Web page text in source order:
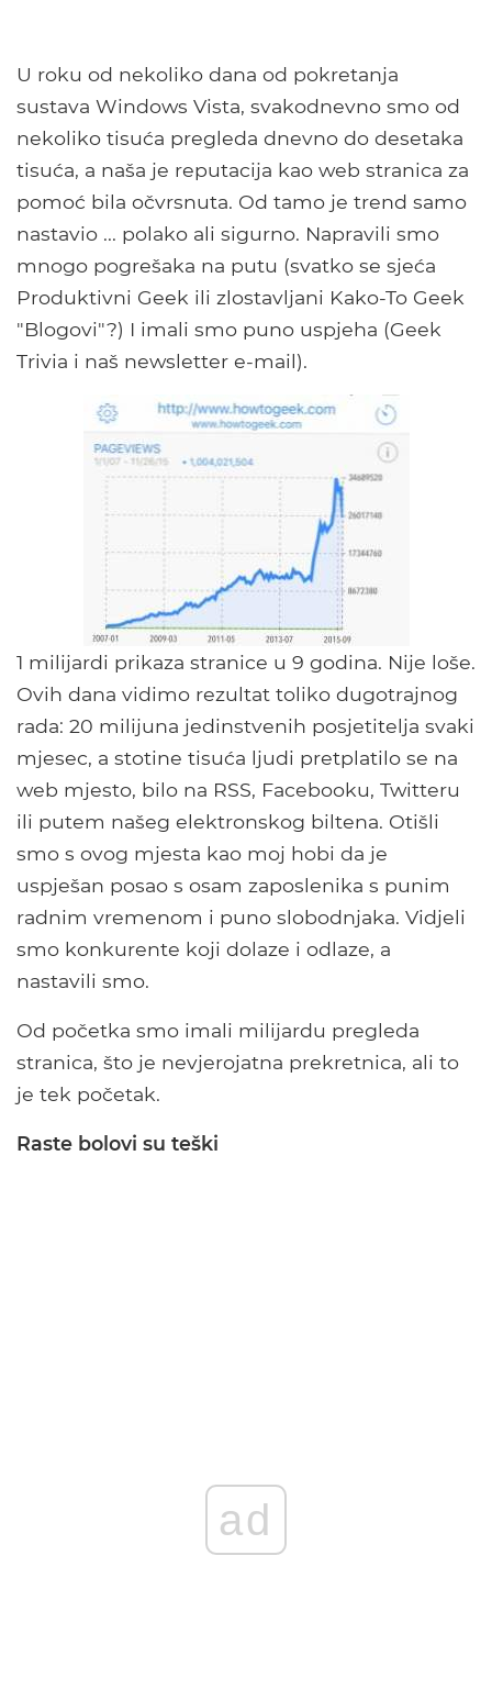
U roku od nekoliko dana od pokretanja
sustava Windows Vista, svakodnevno smo od
nekoliko tisuća pregleda dnevno do desetaka
tisuća, a naša je reputacija kao web stranica za
pomoć bila očvrsnuta. Od tamo je trend samo
nastavio ... polako ali sigurno. Napravili smo
mnogo pogrešaka na putu (svatko se sjeća
Produktivni Geek ili zlostavljani Kako-To Geek
"Blogovi"?) I imali smo puno uspjeha (Geek
Trivia i naš newsletter e-mail).
1 milijardi prikaza stranice u 9 godina. Nije loše.
Ovih dana vidimo rezultat toliko dugotrajnog
rada: 20 milijuna jedinstvenih posjetitelja svaki
mjesec, a stotine tisuća ljudi pretplatilo se na
web mjesto, bilo na RSS, Facebooku, Twitteru
ili putem našeg elektronskog biltena. Otišli
smo s ovog mjesta kao moj hobi da je
uspješan posao s osam zaposlenika s punim
radnim vremenom i puno slobodnjaka. Vidjeli
smo konkurente koji dolaze i odlaze, a
nastavili smo.
Od početka smo imali milijardu pregleda
stranica, što je nevjerojatna prekretnica, ali to
je tek početak.
Raste bolovi su teški
ad